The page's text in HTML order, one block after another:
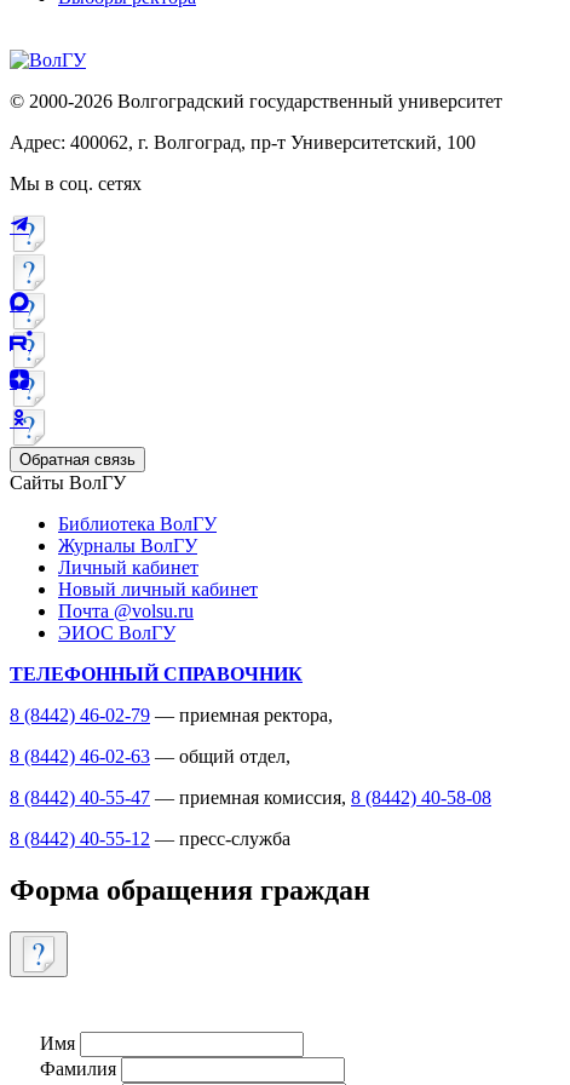
© 2000-2026 Волгоградский государственный университет
Адрес: 400062, г. Волгоград, пр-т Университетский, 100
Мы в соц. сетях
Обратная связь
Сайты ВолГУ
Библиотека ВолГУ
Журналы ВолГУ
Личный кабинет
Новый личный кабинет
Почта @volsu.ru
ЭИОС ВолГУ
ТЕЛЕФОННЫЙ СПРАВОЧНИК
8 (8442) 46-02-79 — приемная ректора,
8 (8442) 46-02-63 — общий отдел,
8 (8442) 40-55-47 — приемная комиссия, 8 (8442) 40-58-08
8 (8442) 40-55-12 — пресс-служба
Форма обращения граждан
Имя
Фамилия